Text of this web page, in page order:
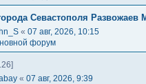
Севастополя Развожаев
« 07 авг, 2026, 10:15
форум
« 07 авг, 2026, 9:39